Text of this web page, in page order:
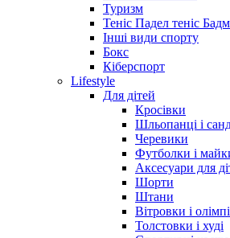
Туризм
Теніс Падел теніс
Інші види спорту
Бокс
Кіберспорт
Lifestyle
Для дітей
Кросівки
Шльопанці і
Черевики
Футболки і
Аксесуари для
Шорти
Штани
Вітровки і
Толстовки і худі